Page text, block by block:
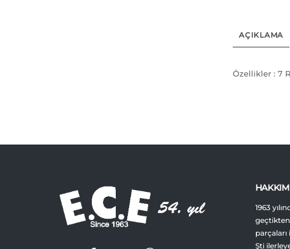
AÇIKLAMA
Özellikler : 7
1963
geçtikten
Şti